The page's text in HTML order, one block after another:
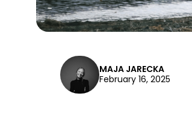
MAJA JARECKA
February 16, 2025